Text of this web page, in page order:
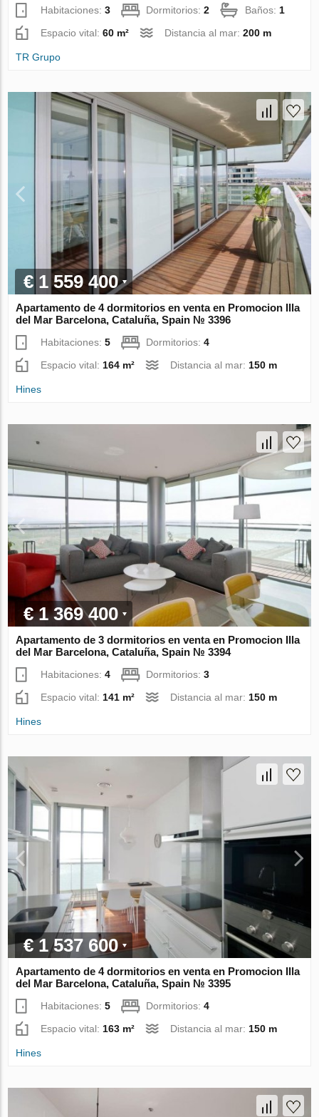
Habitaciones:3 Dormitorios:2 Baños:1
Espacio vital:60 m² Distancia al mar:200 m
TR Grupo
€ 1 559 400
Apartamento de 4 dormitorios en venta en Promocion Illa
del Mar Barcelona, Cataluña, Spain № 3396
Habitaciones:5 Dormitorios:4
Espacio vital: 164 m² Distancia al mar: 150 m
Hines
€ 1 369 400
Apartamento de 3 dormitorios en venta en Promocion Illa
del Mar Barcelona, Cataluña, Spain № 3394
Habitaciones:4 Dormitorios:3
Espacio vital: 141 m² Distancia al mar: 150 m
Hines
€ 1 537 600
Apartamento de 4 dormitorios en venta en Promocion Illa
del Mar Barcelona, Cataluña, Spain № 3395
Habitaciones:5 Dormitorios:4
Espacio vital:163 m² Distancia al mar:150 m
Hines